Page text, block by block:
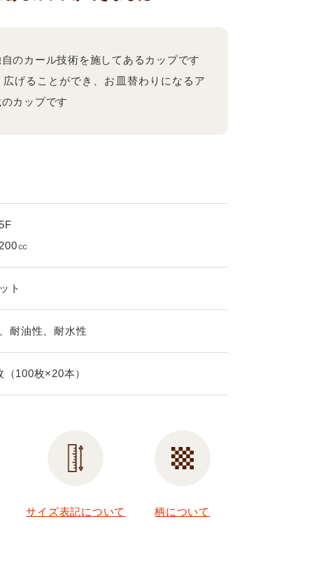
のカール技術を施してあるカップです
げることができ、お皿替わりになるア
カップです
㏄
ト
耐油性、耐水性
（100枚×20本）
サイズ表記について 柄について